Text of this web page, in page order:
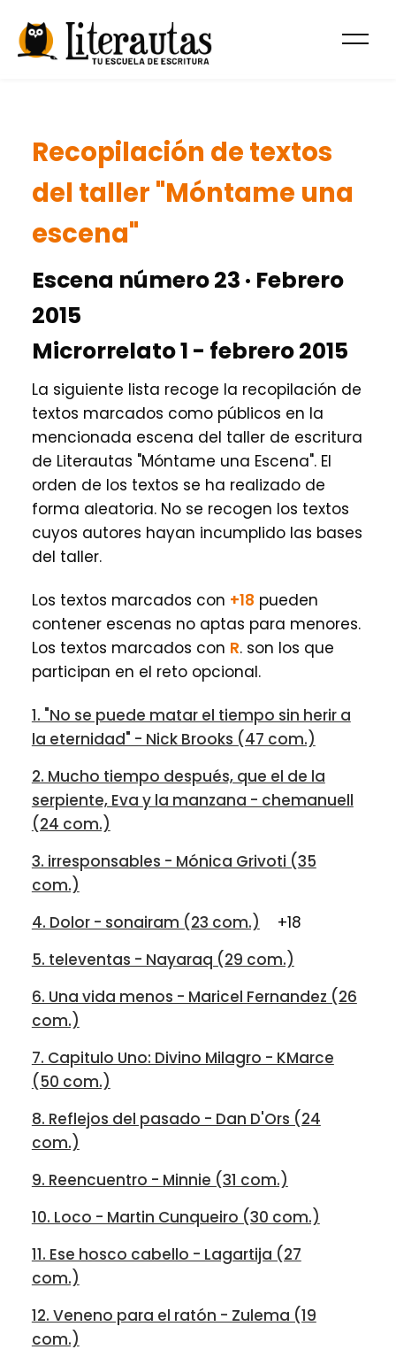
Recopilación de textos
del taller "Móntame una
escena"
Escena número 23 · Febrero
2015
Microrrelato 1 - febrero 2015
La siguiente lista recoge la recopilación de
textos marcados como públicos en la
mencionada escena del taller de escritura
de Literautas "Móntame una Escena". El
orden de los textos se ha realizado de
forma aleatoria. No se recogen los textos
cuyos autores hayan incumplido las bases
del taller.
Los textos marcados con +18 pueden
contener escenas no aptas para menores.
Los textos marcados con R. son los que
participan en el reto opcional.
1. "No se puede matar el tiempo sin herir a
la eternidad" - Nick Brooks (47 com.)
2. Mucho tiempo después, que el de la
serpiente, Eva y la manzana - chemanuell
(24 com.)
3. irresponsables - Mónica Grivoti (35
com.)
4. Dolor - sonairam (23 com.)
+18
5. televentas - Nayaraq (29 com.)
6. Una vida menos - Maricel Fernandez (26
com.)
7. Capitulo Uno: Divino Milagro - KMarce
(50 com.)
8. Reflejos del pasado - Dan D'Ors (24
com.)
9. Reencuentro - Minnie (31 com.)
10. Loco - Martin Cunqueiro (30 com.)
11. Ese hosco cabello - Lagartija (27
com.)
12. Veneno para el ratón - Zulema (19
com.)